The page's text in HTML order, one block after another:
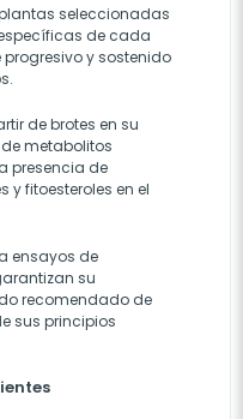
seleccionadas
de cada
y sostenido
de brotes en su
metabolitos
presencia de
fitoesteroles en el
ensayos de
su
recomendado de
sus principios